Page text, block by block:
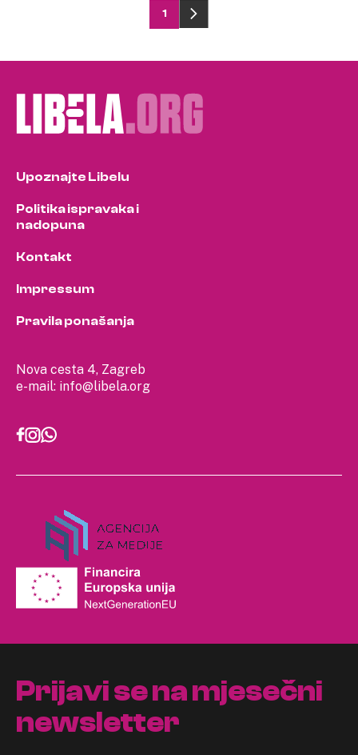
pagination
1
Nova cesta 4, Zagreb
e-mail: info@libela.org
Upoznajte Libelu
Politika ispravaka i
nadopuna
Kontakt
Impressum
Pravila ponašanja
Prijavi se na mjesečni
newsletter